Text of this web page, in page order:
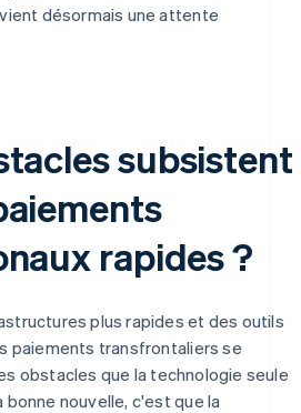
désormais une attente
subsistent
rapides ?
plus rapides et des outils
paiements transfrontaliers se
obstacles que la technologie seule
bonne nouvelle, c'est que la